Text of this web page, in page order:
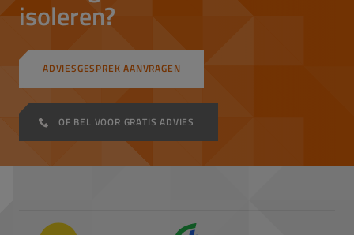
isoleren?
ADVIESGESPREK AANVRAGEN
OF BEL VOOR GRATIS ADVIES